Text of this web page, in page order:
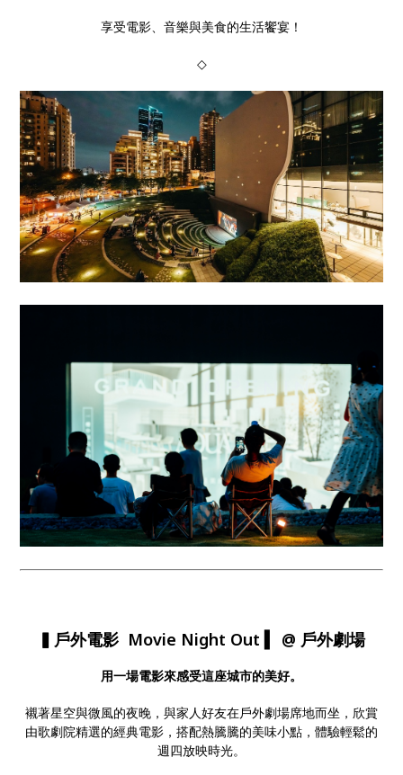
享受電影、音樂與美食的生活饗宴！
◇
▍戶外電影 Movie Night Out ▍ @ 戶外劇場
用一場電影來感受這座城市的美好。
襯著星空與微風的夜晚，與家人好友在戶外劇場席地而坐，欣賞
由歌劇院精選的經典電影，搭配熱騰騰的美味小點，體驗輕鬆的
週四放映時光。